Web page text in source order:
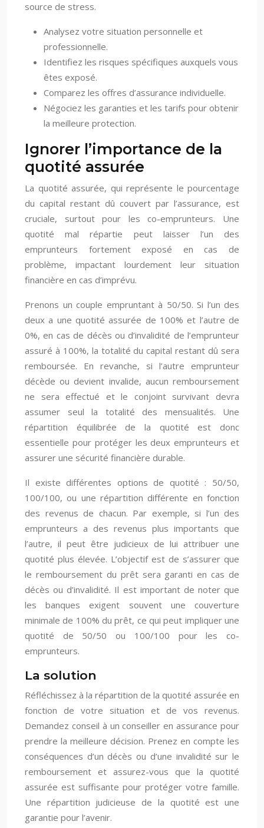
source de stress.
Analysez votre situation personnelle et
professionnelle.
Identifiez les risques spécifiques auxquels vous
êtes exposé.
Comparez les offres d’assurance individuelle.
Négociez les garanties et les tarifs pour obtenir
la meilleure protection.
Ignorer l’importance de la
quotité assurée
La quotité assurée, qui représente le pourcentage
du capital restant dû couvert par l’assurance, est
cruciale, surtout pour les co-emprunteurs. Une
quotité mal répartie peut laisser l’un des
emprunteurs fortement exposé en cas de
problème, impactant lourdement leur situation
financière en cas d’imprévu.
Prenons un couple empruntant à 50/50. Si l’un des
deux a une quotité assurée de 100% et l’autre de
0%, en cas de décès ou d’invalidité de l’emprunteur
assuré à 100%, la totalité du capital restant dû sera
remboursée. En revanche, si l’autre emprunteur
décède ou devient invalide, aucun remboursement
ne sera effectué et le conjoint survivant devra
assumer seul la totalité des mensualités. Une
répartition équilibrée de la quotité est donc
essentielle pour protéger les deux emprunteurs et
assurer une sécurité financière durable.
Il existe différentes options de quotité : 50/50,
100/100, ou une répartition différente en fonction
des revenus de chacun. Par exemple, si l’un des
emprunteurs a des revenus plus importants que
l’autre, il peut être judicieux de lui attribuer une
quotité plus élevée. L’objectif est de s’assurer que
le remboursement du prêt sera garanti en cas de
décès ou d’invalidité. Il est important de noter que
les banques exigent souvent une couverture
minimale de 100% du prêt, ce qui peut impliquer une
quotité de 50/50 ou 100/100 pour les co-
emprunteurs.
La solution
Réfléchissez à la répartition de la quotité assurée en
fonction de votre situation et de vos revenus.
Demandez conseil à un conseiller en assurance pour
prendre la meilleure décision. Prenez en compte les
conséquences d’un décès ou d’une invalidité sur le
remboursement et assurez-vous que la quotité
assurée est suffisante pour protéger votre famille.
Une répartition judicieuse de la quotité est une
garantie pour l’avenir.